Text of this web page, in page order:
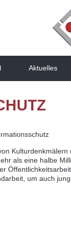
Aktuelles
Kulturdenkmälern
als eine halbe
um auch